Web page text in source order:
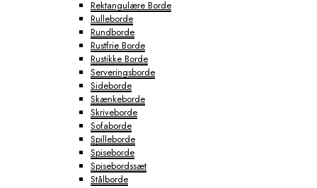
Rektangulære Borde
Rulleborde
Rundborde
Rustfrie Borde
Rustikke Borde
Serveringsborde
Sideborde
Skænkeborde
Skriveborde
Sofaborde
Spilleborde
Spiseborde
Spisebordssæt
Stålborde